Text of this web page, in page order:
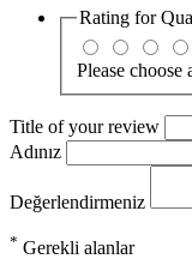
Rating for
Please
Title of your review
Adınız
Değerlendirmeniz
* Gerekli alanlar